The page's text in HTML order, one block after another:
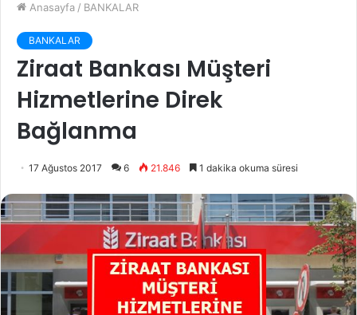
Anasayfa / BANKALAR
BANKALAR
Ziraat Bankası Müşteri
Hizmetlerine Direk
Bağlanma
17 Ağustos 2017 6 21.846 1 dakika okuma süresi